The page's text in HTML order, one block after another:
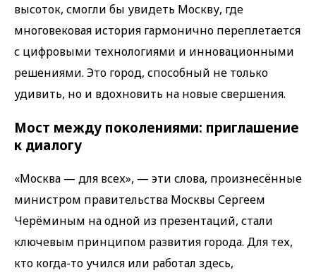
высоток, смогли бы увидеть Москву, где
многовековая история гармонично переплетается
с цифровыми технологиями и инновационными
решениями. Это город, способный не только
удивить, но и вдохновить на новые свершения.
Мост между поколениями: приглашение
к диалогу
«Москва — для всех», — эти слова, произнесённые
министром правительства Москвы Сергеем
Черёминым на одной из презентаций, стали
ключевым принципом развития города. Для тех,
кто когда-то учился или работал здесь,